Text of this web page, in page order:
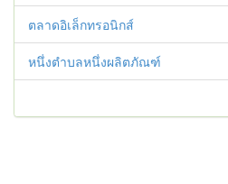
ตลาดอิเล็กทรอนิกส์
หนึ่งตำบลหนึ่งผลิตภัณฑ์